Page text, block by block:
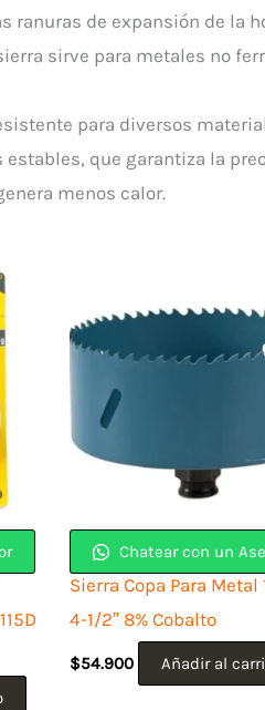
ranuras de expansión de la
sirve para metales no
para diversos
estables, que garantiza la
menos calor.
Chatear con un
Sierra Copa Para Metal
4-1/2″ 8% Cobalto
$54.900 Añadir al